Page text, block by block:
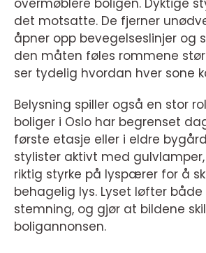
overmøblere boligen. Dyktige
det motsatte. De fjerner
åpner opp bevegelseslinjer og
den måten føles rommene
ser tydelig hvordan hver sone
Belysning spiller også en stor
boliger i Oslo har begrenset
første etasje eller i eldre
stylister aktivt med
riktig styrke på lyspærer for å
behagelig lys. Lyset løfter
stemning, og gjør at bildene
boligannonsen.